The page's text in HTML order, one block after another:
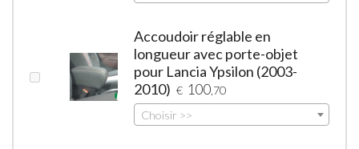
Accoudoir réglable en
longueur avec porte-objet
pour Lancia Ypsilon (2003-
2010) € 100 ,70
Choisir >>